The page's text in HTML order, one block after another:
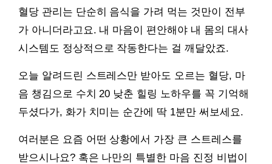
혈당 관리는 단순히 음식을 가려 먹는 것만이 전부
가 아니더라고요. 내 마음이 편안해야 내 몸의 대사
시스템도 정상적으로 작동한다는 걸 깨달았죠.
오늘 알려드린 스트레스만 받아도 오르는 혈당, 마
음 챙김으로 수치 20 낮춘 힐링 노하우를 꼭 기억해
두셨다가, 화가 치미는 순간에 딱 1분만 써보세요.
여러분은 요즘 어떤 상황에서 가장 큰 스트레스를
받으시나요? 혹은 나만의 특별한 마음 진정 비법이